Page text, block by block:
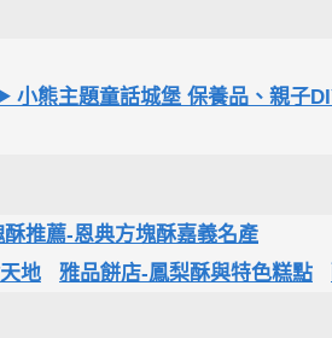
熊主題童話城堡 保養品、親子
酥推薦-恩典方塊酥嘉義名產
地
雅品餅店-鳳梨酥與特色糕點